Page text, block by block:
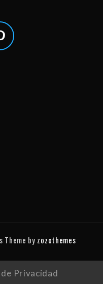
Theme by zozothemes
Privacidad